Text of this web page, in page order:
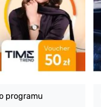
programu